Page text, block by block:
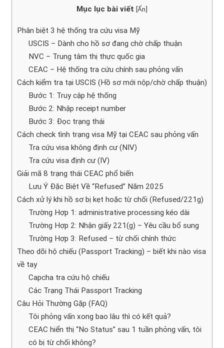
Mục lục bài viết [Ẩn]
Phân biệt 3 hệ thống tra cứu visa Mỹ
USCIS – Dành cho hồ sơ đang chờ chấp thuận
NVC – Trung tâm thị thực quốc gia
CEAC – Hệ thống tra cứu chính sau phỏng vấn
Cách kiểm tra tại USCIS (Hồ sơ mới nộp/chờ chấp thuận)
Bước 1: Truy cập hệ thống
Bước 2: Nhập receipt number
Bước 3: Đọc trạng thái
Cách check tình trạng visa Mỹ tại CEAC sau phỏng vấn
Tra cứu visa không định cư (NIV)
Tra cứu visa định cư (IV)
Giải mã 8 trạng thái CEAC phổ biến
Lưu Ý Đặc Biệt Về “Refused” Năm 2025
Cách xử lý khi hồ sơ bị kẹt hoặc từ chối (Refused/221g)
Trường Hợp 1: administrative processing kéo dài
Trường Hợp 2: Nhận giấy 221(g) – Yêu cầu bổ sung
Trường Hợp 3: Refused – từ chối chính thức
Theo dõi hộ chiếu (Passport Tracking) – biết khi nào visa
về tay
Capcha tra cứu hộ chiếu
Các Trạng Thái Passport Tracking
Câu Hỏi Thường Gặp (FAQ)
Tôi phỏng vấn xong bao lâu thì có kết quả?
CEAC hiển thị “No Status” sau 1 tuần phỏng vấn, tôi
có bị từ chối không?